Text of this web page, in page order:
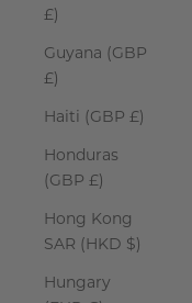
£)
Guyana (GBP
£)
Haiti (GBP £)
Honduras
(GBP £)
Hong Kong
SAR (HKD $)
Hungary